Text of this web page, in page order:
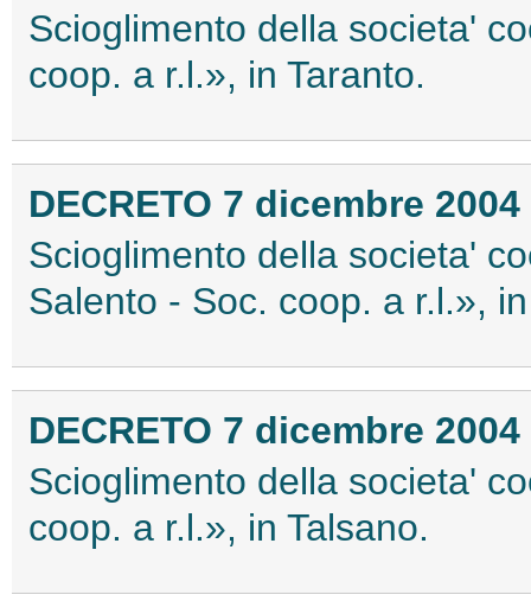
Scioglimento della societa'
coop. a r.l.», in Taranto.
DECRETO 7 dicembre 2004
Scioglimento della societa'
Salento - Soc. coop. a r.l.»,
DECRETO 7 dicembre 2004
Scioglimento della societa'
coop. a r.l.», in Talsano.